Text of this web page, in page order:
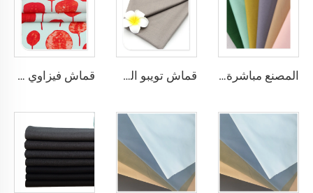
المصنع مباشرة قماش غاباردين بوليستر / غاباردين تويل لملابس العمل والزي الرسمي والملابس الطبية قماش تويبو المخصص من البوليستر والفيزاوس مع تمدد مناسب للجلابيات والقمصان وتنانير الأولاد بنمط أحادي للأولاد والرجال قماش فيزاوي مطبوع بنقوش زهرية صباغة عادية للقمصان والفساتين مصنوع من البوليستر بنسبة 100%